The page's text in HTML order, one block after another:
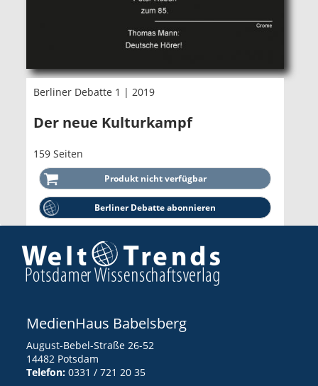
Berliner Debatte 1 | 2019
Der neue Kulturkampf
159 Seiten
Berliner Debatte abonnieren
MedienHaus Babelsberg
August-Bebel-Straße 26-52
14482 Potsdam
Telefon: 0331 / 721 20 35